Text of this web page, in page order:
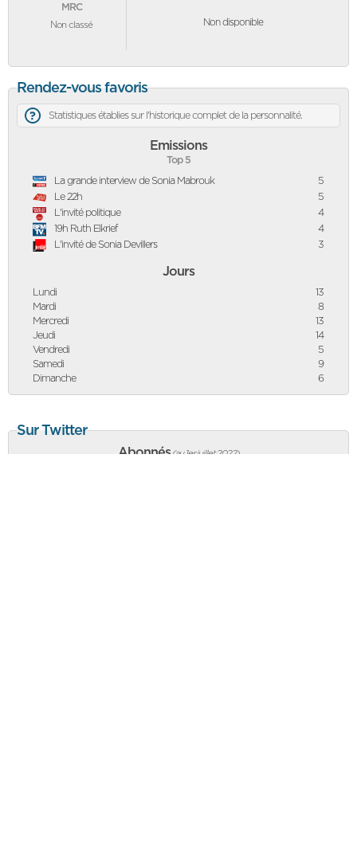
MRC
Non classé Non disponible
Rendez-vous favoris
Statistiques établies sur l'historique complet de la personnalité.
Emissions
Top 5
La grande interview de Sonia Mabrouk
5
Le 22h
5
L'invité politique
4
19h Ruth Elkrief
4
L'invité de Sonia Devillers
3
Jours
Lundi
13
Mardi
8
Mercredi
13
Jeudi
14
Vendredi
5
Samedi
9
Dimanche
6
Sur Twitter
Abonnés (au 1er juillet 2022)